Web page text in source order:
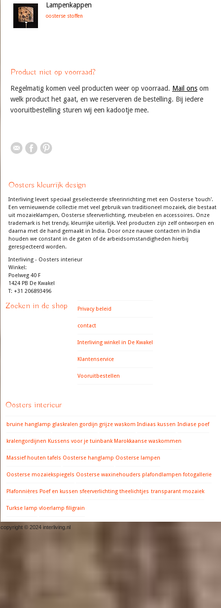
Lampenkappen
oosterse stoffen
Product niet op voorraad?
Regelmatig komen veel producten weer op voorraad. Mail ons om
welk product het gaat, en we reserveren de bestelling. Bij iedere
vooruitbestelling sturen wij een kadootje mee.
Oosters kleurrijk design
Interliving levert speciaal geselecteerde sfeerinrichting met een Oosterse 'touch'.
Een vernieuwende collectie met veel gebruik van traditioneel mozaiek, die bestaat
uit mozaieklampen, Oosterse sfeerverlichting, meubelen en accessoires. Onze
trademark is het trendy, kleurrijke uiterlijk. Veel producten zijn zelf ontworpen en
daarna met de hand gemaakt in India. Door onze nauwe contacten in India
houden we constant in de gaten of de arbeidsomstandigheden hierbij
gerespecteerd worden.
Interliving - Oosters interieur
Winkel:
Poelweg 40 F
1424 PB De Kwakel
T: +31 206893496
Zoeken in de shop Privacy beleid
contact
Interliving winkel in De Kwakel
Klantenservice
Vooruitbestellen
Oosters interieur
bruine hanglamp glaskralen gordijn grijze waskom Indiaas kussen Indiase poef
kralengordijnen Kussens voor je tuinbank Marokkaanse waskommen
Massief houten tafels Oosterse hanglamp Oosterse lampen
Oosterse mozaiekspiegels Oosterse waxinehouders plafondlampen fotogallerie
Plafonnières Poef en kussen sfeerverlichting theelichtjes transparant mozaiek
Turkse lamp vloerlamp filigrain
copyright © 2024 interliving.nl